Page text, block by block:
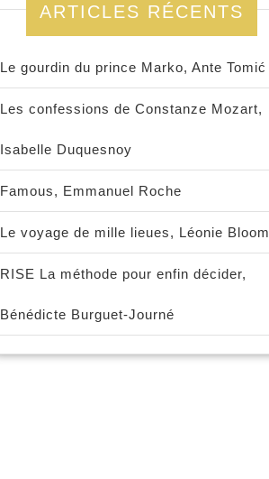
ARTICLES RÉCENTS
Le gourdin du prince Marko, Ante Tomić
Les confessions de Constanze Mozart,
Isabelle Duquesnoy
Famous, Emmanuel Roche
Le voyage de mille lieues, Léonie Bloom
RISE La méthode pour enfin décider,
Bénédicte Burguet-Journé